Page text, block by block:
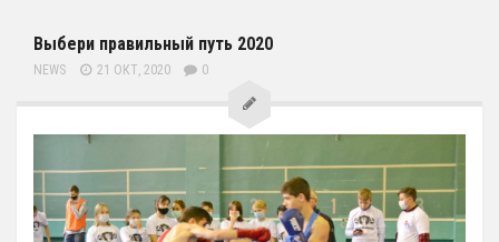
Выбери правильный путь 2020
NEWS 21 ОКТ, 2020 0